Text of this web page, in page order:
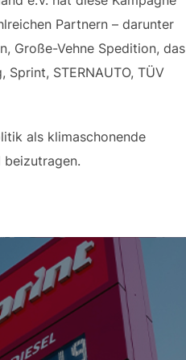
Partnern – darunter
Große-Vehne Spedition, das
STERNAUTO, TÜV
als klimaschonende